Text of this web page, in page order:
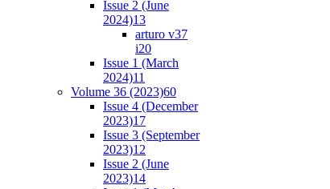
Issue 2 (June
2024)13
arturo v37
i20
Issue 1 (March
2024)11
Volume 36 (2023)60
Issue 4 (December
2023)17
Issue 3 (September
2023)12
Issue 2 (June
2023)14